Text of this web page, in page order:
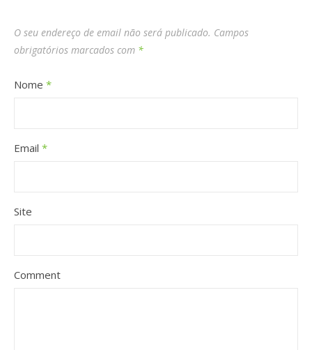
O seu endereço de email não será publicado. Campos
obrigatórios marcados com *
Nome *
Email *
Site
Comment